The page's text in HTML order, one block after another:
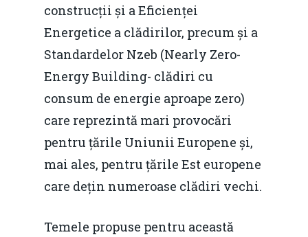
construcții și a Eficienței
Energetice a clădirilor, precum și a
Standardelor Nzeb (Nearly Zero-
Energy Building- clădiri cu
consum de energie aproape zero)
care reprezintă mari provocări
pentru țările Uniunii Europene și,
mai ales, pentru țările Est europene
care dețin numeroase clădiri vechi.
Temele propuse pentru această